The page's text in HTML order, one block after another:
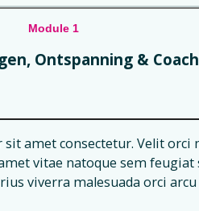
Module 1
Ontspanning &
amet consectetur. Velit
vitae natoque sem
viverra malesuada orci